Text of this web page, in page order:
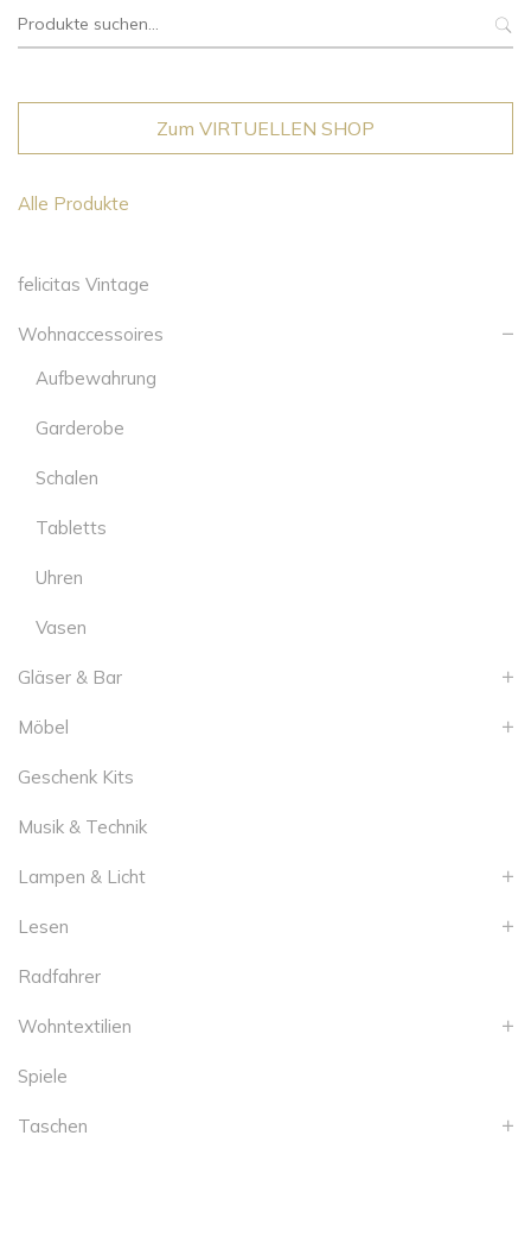
Suche
Zum VIRTUELLEN SHOP
Alle Produkte
felicitas Vintage
Wohnaccessoires
Aufbewahrung
Garderobe
Schalen
Tabletts
Uhren
Vasen
Gläser & Bar
Möbel
Geschenk Kits
Musik & Technik
Lampen & Licht
Lesen
Radfahrer
Wohntextilien
Spiele
Taschen